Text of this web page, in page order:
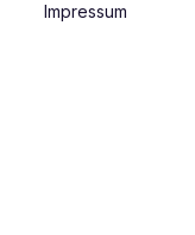
Impressum